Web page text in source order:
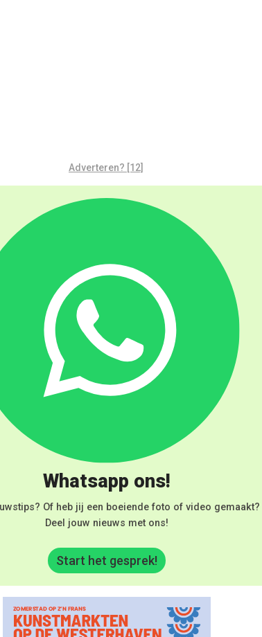
Adverteren? [12]
Whatsapp ons!
Of heb jij een boeiende foto of video gemaakt?
Deel jouw nieuws met ons!
Start het gesprek!